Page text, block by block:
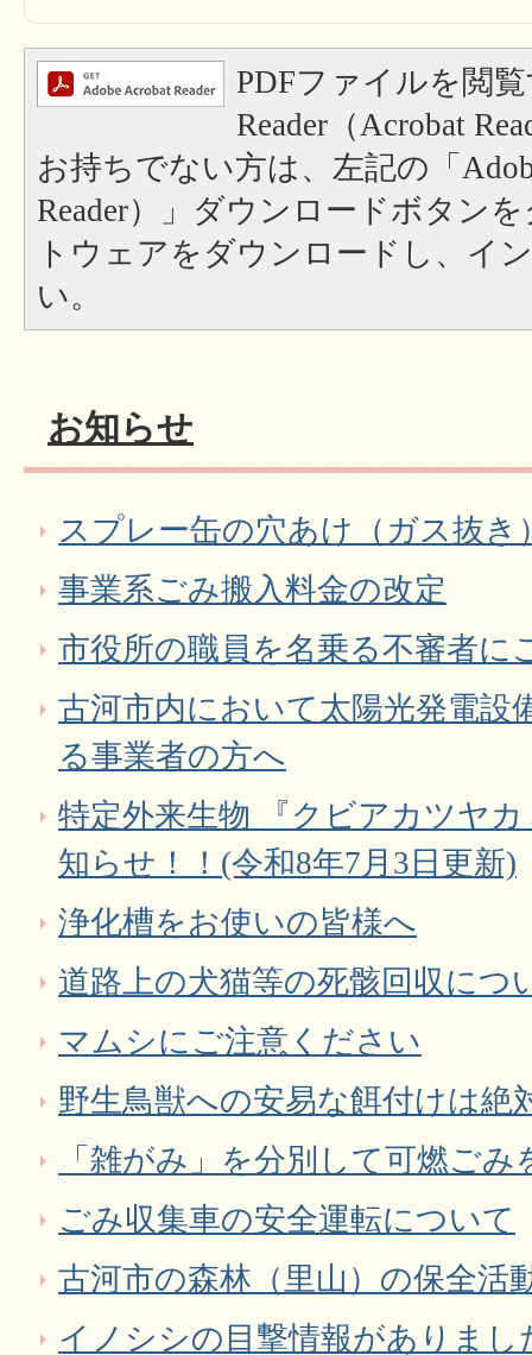
PDFファイルを閲
Reader（Acrobat
お持ちでない方は、左記の「
Reader）」ダウンロードボタン
トウェアをダウンロードし、イ
い。
お知らせ
スプレー缶の穴あけ（ガス抜き
事業系ごみ搬入料金の改定
市役所の職員を名乗る不審者に
古河市内において太陽光発電設
る事業者の方へ
特定外来生物 『クビアカツヤ
知らせ！！(令和8年7月3日更新)
浄化槽をお使いの皆様へ
道路上の犬猫等の死骸回収につ
マムシにご注意ください
野生鳥獣への安易な餌付けは絶
「雑がみ」を分別して可燃ご
ごみ収集車の安全運転について
古河市の森林（里山）の保全活
イノシシの目撃情報がありまし